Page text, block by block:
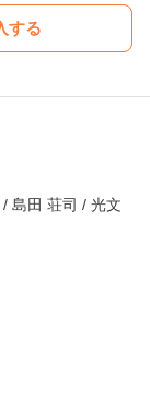
する
島田 荘司 / 光文